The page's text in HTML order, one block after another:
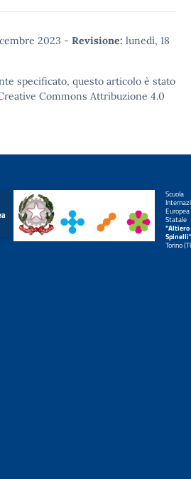
2023 - Revisione: lunedì, 18
specificato, questo articolo è stato
Commons Attribuzione 4.0
Scuola
Europea
Statale
"Altiero
Torino